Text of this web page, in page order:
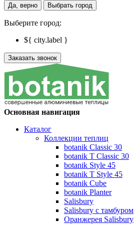
Да, верно Выбрать город
Выберите город:
${ city.label }
Заказать звонок
Основная навигация
Каталог
Коллекции теплиц
botanik Classic 30
botanik T Classic 30
botanik Style 45
botanik Т Style 45
botanik Cube
botanik Planter
Salisbury
Salisbury с тамбуром
Оранжерея Salisbury